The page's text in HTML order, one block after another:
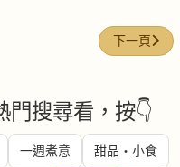
下一篇文章
下一頁
門搜尋看，按👇
一週煮意 甜品・小食